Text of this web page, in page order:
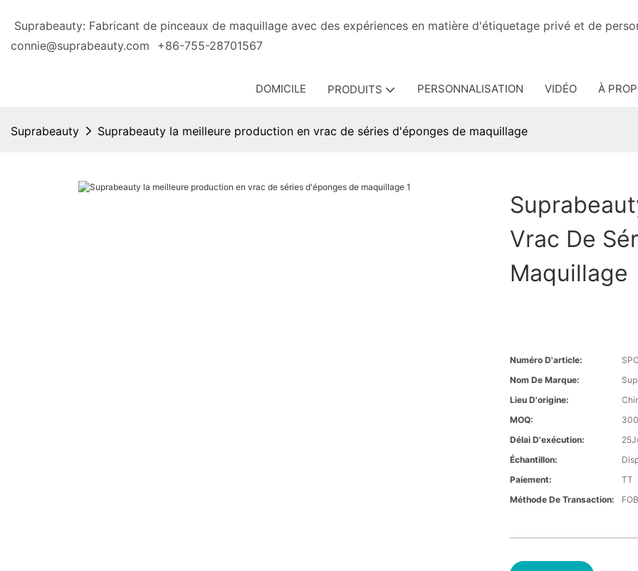
Suprabeauty: Fabricant de pinceaux de maquillage avec des expériences en matière d'étiquetage privé
connie@suprabeauty.com
+86-755-28701567
DOMICILE PRODUITS PERSONNALISATION VIDÉO À
Suprabeauty Suprabeauty la meilleure production en vrac de séries d'éponges de maquillage
Vrac De
Maquillage
Numéro D'article:
Nom De Marque:
Lieu D'origine:
MOQ:
Délai D'exécution:
Échantillon:
Paiement:
TT
Méthode De Transaction: